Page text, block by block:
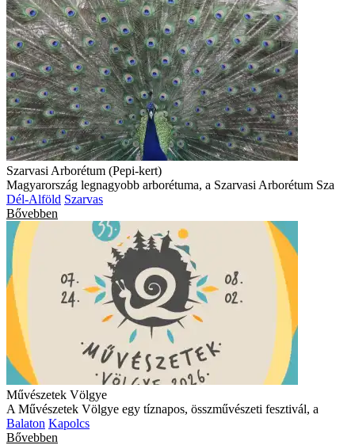
Szarvasi Arborétum (Pepi-kert)
Magyarország legnagyobb arborétuma, a Szarvasi Arborétum Sza
Dél-Alföld Szarvas
Bővebben
Művészetek Völgye
A Művészetek Völgye egy tíznapos, összművészeti fesztivál, a
Balaton Kapolcs
Bővebben